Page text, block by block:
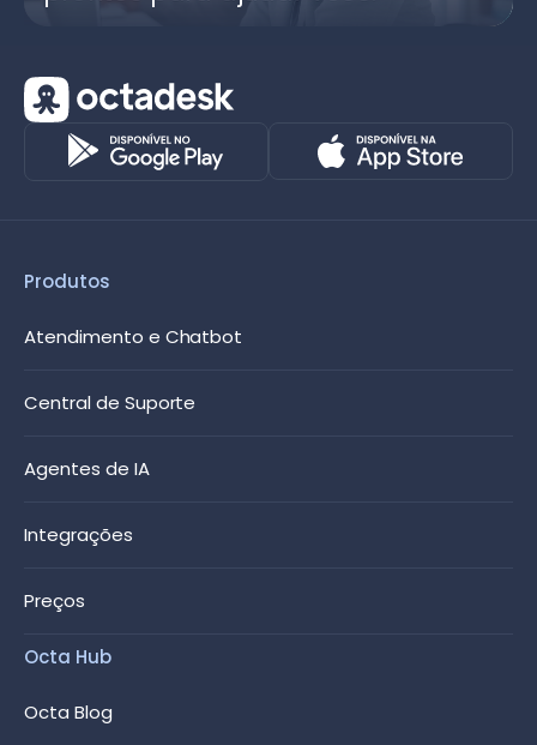
Produtos
Atendimento e Chatbot
Central de Suporte
Agentes de IA
Integrações
Preços
Octa Hub
Octa Blog